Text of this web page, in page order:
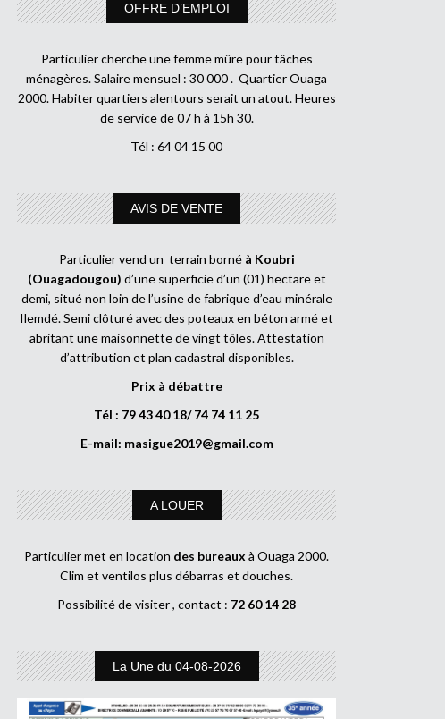
OFFRE D’EMPLOI
Particulier cherche une femme mûre pour tâches
ménagères. Salaire mensuel : 30 000 . Quartier Ouaga
2000. Habiter quartiers alentours serait un atout. Heures
de service de 07 h à 15h 30.
Tél : 64 04 15 00
AVIS DE VENTE
Particulier vend un terrain borné à Koubri
(Ouagadougou) d’une superficie d’un (01) hectare et
demi, situé non loin de l’usine de fabrique d’eau minérale
Ilemdé. Semi clôturé avec des poteaux en béton armé et
abritant une maisonnette de vingt tôles. Attestation
d’attribution et plan cadastral disponibles.
Prix à débattre
Tél : 79 43 40 18/ 74 74 11 25
E-mail: masigue2019@gmail.com
A LOUER
Particulier met en location des bureaux à Ouaga 2000.
Clim et ventilos plus débarras et douches.
Possibilité de visiter , contact : 72 60 14 28
La Une du 04-08-2026